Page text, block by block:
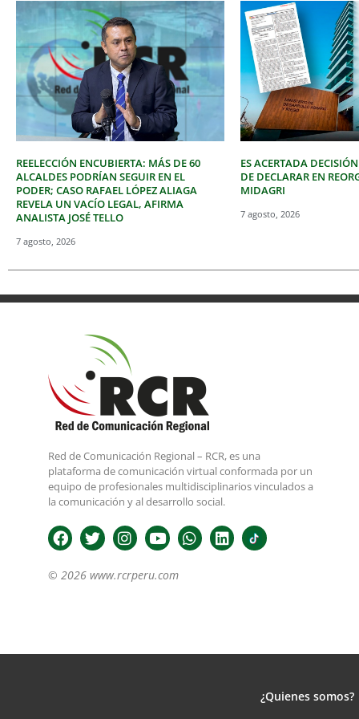
REELECCIÓN ENCUBIERTA: MÁS DE 60
ALCALDES PODRÍAN SEGUIR EN EL
PODER; CASO RAFAEL LÓPEZ ALIAGA
REVELA UN VACÍO LEGAL, AFIRMA
ANALISTA JOSÉ TELLO
7 agosto, 2026
ES ACERTADA
DE DECLARAR EN
MIDAGRI
7 agosto, 2026
Red de Comunicación Regional – RCR, es una
plataforma de comunicación virtual conformada por un
equipo de profesionales multidisciplinarios vinculados a
la comunicación y al desarrollo social.
© 2026 www.rcrperu.com
¿Quienes somos?